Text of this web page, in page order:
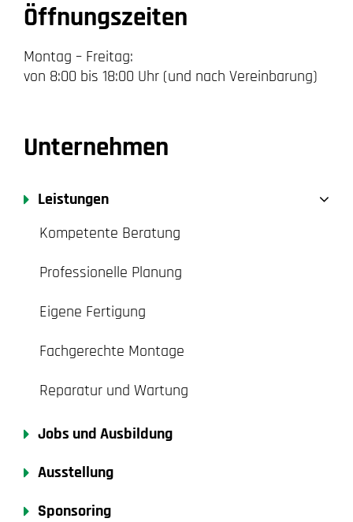
Öffnungszeiten
Montag – Freitag:
von 8:00 bis 18:00 Uhr (und nach Vereinbarung)
Unternehmen
Leistungen
Kompetente Beratung
Professionelle Planung
Eigene Fertigung
Fachgerechte Montage
Reparatur und Wartung
Jobs und Ausbildung
Ausstellung
Sponsoring